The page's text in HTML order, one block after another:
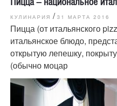
КУЛИНАРИЯ / 31 МАРТА 2016
Пицца (от итальянского
итальянское блюдо,
открытую лепешку,
(обычно моцар